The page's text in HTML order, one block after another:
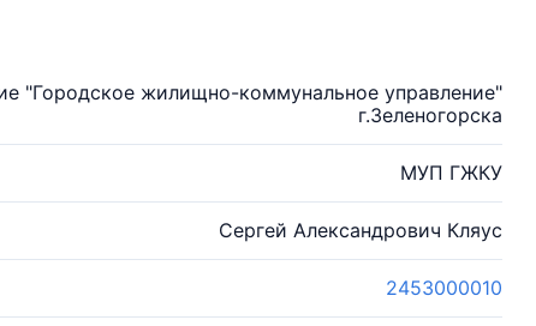
"Городское жилищно-коммунальное управление"
г.Зеленогорска
МУП ГЖКУ
Сергей Александрович Кляус
2453000010